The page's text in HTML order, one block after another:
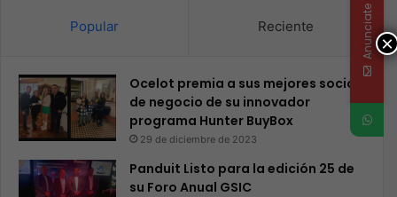
Popular Reciente
Ocelot premia a sus mejores socios
de negocio de su innovador
programa Hunter BuyBox
29 de diciembre de 2023
Panduit Listo para la edición 25 de
su Foro Anual GSIC
×
Anunciate